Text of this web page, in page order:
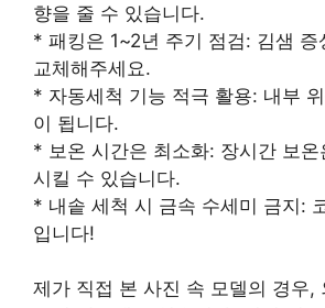
향을 줄 수 있습니다.
* 패킹은 1~2년 주기 점검: 김샘 증
교체해주세요.
* 자동세척 기능 적극 활용: 내부
이 됩니다.
* 보온 시간은 최소화: 장시간 보온
시킬 수 있습니다.
* 내솥 세척 시 금속 수세미 금지:
입니다!
제가 직접 본 사진 속 모델의 경우,